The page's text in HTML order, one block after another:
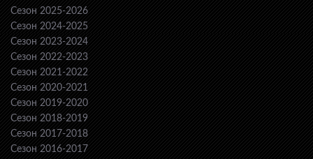
Сезон 2025-2026
Сезон 2024-2025
Сезон 2023-2024
Сезон 2022-2023
Сезон 2021-2022
Сезон 2020-2021
Сезон 2019-2020
Сезон 2018-2019
Сезон 2017-2018
Сезон 2016-2017